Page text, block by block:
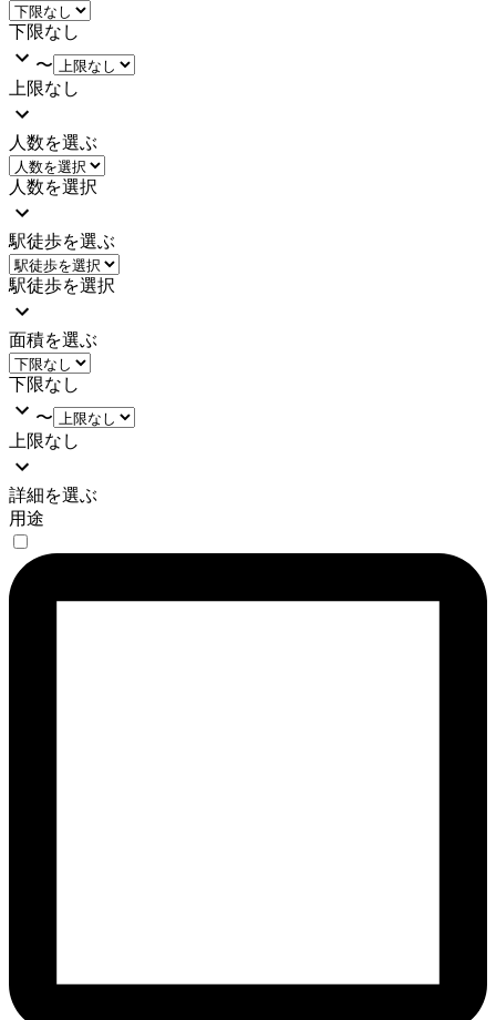
下限なし
〜
上限なし
人数を選ぶ
人数を選択
駅徒歩を選ぶ
駅徒歩を選択
面積を選ぶ
下限なし
〜
上限なし
詳細を選ぶ
用途